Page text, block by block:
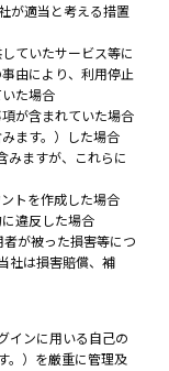
が適当と考える措置
ていたサービス等に
由により、利用停止
た場合
が含まれていた場合
ます。）した場合
みますが、これらに
トを作成した場合
違反した場合
が被った損害等につ
社は損害賠償、補
インに用いる自己の
。）を厳重に管理及